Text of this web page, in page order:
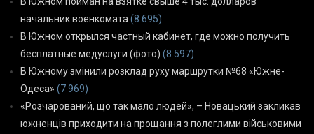
начальник военкомата (8 695)
В Южном открылся частный кабинет, где можно получить
бесплатные медуслуги (фото) (8 597)
В Южному змінили розклад руху маршрутки №68 «Южне-
Одеса» (7 969)
«Розчарований, що так мало людей», – Новацький закликав
южненців приходити на прощання з полеглими військовими